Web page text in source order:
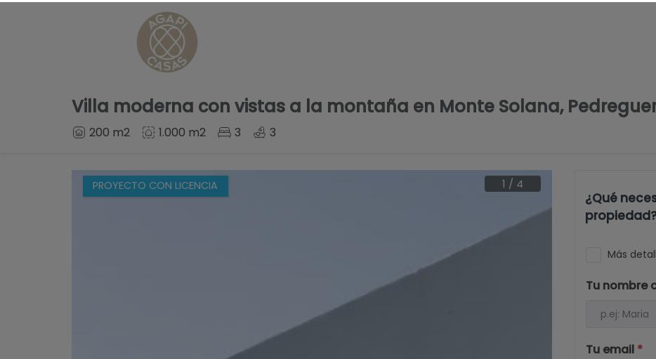
Villa moderna con vistas a la montaña en Monte Solana,
200 m2 1.000 m2 3 3
PROYECTO CON LICENCIA 1 / 4
¿Qué
Más
Tu nombre
Tu email *